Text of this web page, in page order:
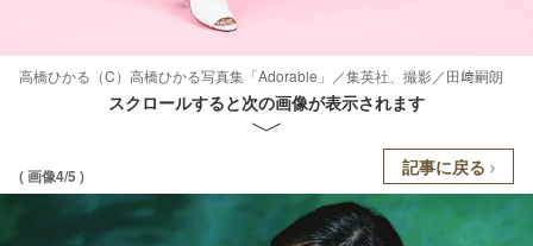
高橋ひかる（C）高橋ひかる写真集「Adorable」／集英社、撮影／田﨑嗣朗
スクロールすると次の画像が表示されます
( 画像4/5 ) 記事に戻る